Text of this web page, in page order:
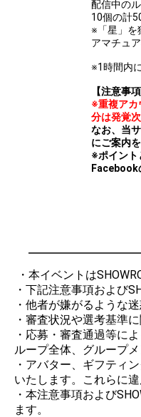
配信中の
10個の計
※「星」を
アマチュ
※1時間内
【注意事項
※重複アカ
分は発覚
なお、当
にご案内
※ポイント
Facebook
・下記注意事項および
・他者が嫌がるような
・審査状況や選考基準
・応募・審査通過等に
ループ全体、グループ
・アバター、ギフティ
いたします。これらに
・本注意事項および
ます。